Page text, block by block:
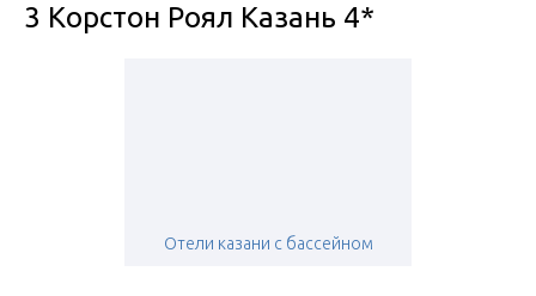
3 Корстон Роял Казань 4*
Отели казани с бассейном